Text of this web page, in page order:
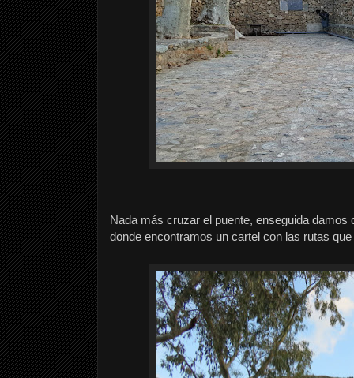
Nada más cruzar el puente, enseguida
donde encontramos un cartel con las rutas